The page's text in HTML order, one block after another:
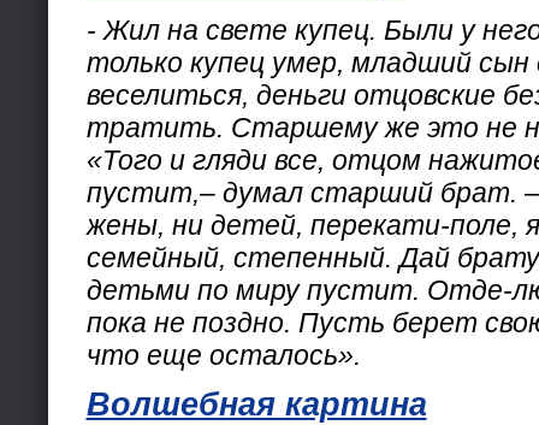
- Жил на свете купец. Были у
только купец умер, младший сын
веселиться, деньги отцовские
тратить. Старшему же это не
«Того и гляди все, отцом
пустит,– думал старший брат.
жены, ни детей, перекати-поле,
семейный, степенный. Дай
детьми по миру пустит. Отде-
пока не поздно. Пусть берет
что еще осталось».
Волшебная картина